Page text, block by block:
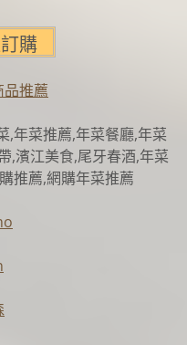
,年菜推薦,年菜餐廳,年菜
,濱江美食,尾牙春酒,年菜
推薦,網購年菜推薦